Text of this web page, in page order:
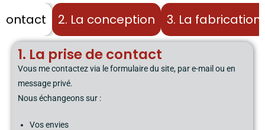
2. La conception 3. La fabrication
1. La prise de contact
Vous me contactez via le formulaire du site, par e-mail ou en
message privé.
Nous échangeons sur :
Vos envies